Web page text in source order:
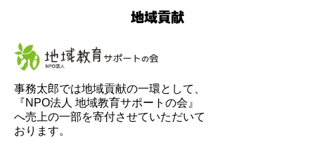
地域貢献
事務太郎では地域貢献の一環として、
『NPO法人 地域教育サポートの会』
へ売上の一部を寄付させていただいて
おります。